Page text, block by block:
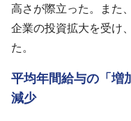
高さが際立った。また
企業の投資拡大を受け
た。
平均年間給与の「増
減少